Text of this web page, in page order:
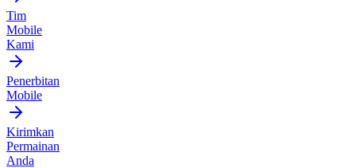
Tim
Mobile
Kami
Penerbitan
Mobile
Kirimkan
Permainan
Anda